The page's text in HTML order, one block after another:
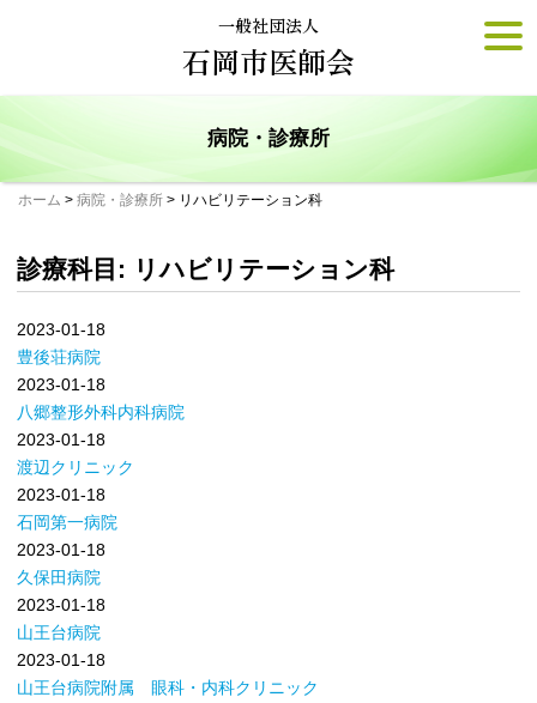
一般社団法人
石岡市医師会
病院・診療所
ホーム > 病院・診療所 > リハビリテーション科
診療科目: リハビリテーション科
2023-01-18
豊後荘病院
2023-01-18
八郷整形外科内科病院
2023-01-18
渡辺クリニック
2023-01-18
石岡第一病院
2023-01-18
久保田病院
2023-01-18
山王台病院
2023-01-18
山王台病院附属 眼科・内科クリニック